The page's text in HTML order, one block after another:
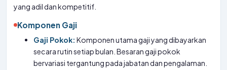
yang adil dan kompetitif.
Komponen Gaji
Gaji Pokok: Komponen utama gaji yang dibayarkan
secara rutin setiap bulan. Besaran gaji pokok
bervariasi tergantung pada jabatan dan pengalaman.